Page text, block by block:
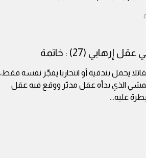
إرهابي (27) : خاتمة
يحمل بندقية أو انتحاريا يفجّر نفسه فقط،
الذي بدأه عقل مدبّر ووقع فيه عقل
عليه...